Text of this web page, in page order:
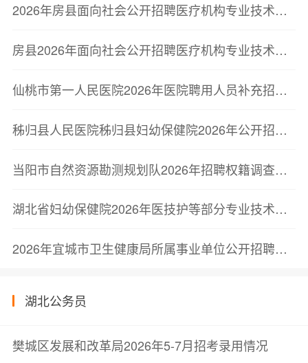
2026年房县面向社会公开招聘医疗机构专业技术人员体检及考察公告
房县2026年面向社会公开招聘医疗机构专业技术人员体检及考察公告
仙桃市第一人民医院2026年医院聘用人员补充招聘公告
秭归县人民医院秭归县妇幼保健院2026年公开招聘非在编工作人员的公告
当阳市自然资源勘测规划队2026年招聘权籍调查专班工作人员拟聘用人员公示——自然资源和规划局
湖北省妇幼保健院2026年医技护等部分专业技术岗位招聘笔试成绩公告
2026年宜城市卫生健康局所属事业单位公开招聘工作人员取消招聘岗位计划的公告
湖北公务员
樊城区发展和改革局2026年5-7月招考录用情况